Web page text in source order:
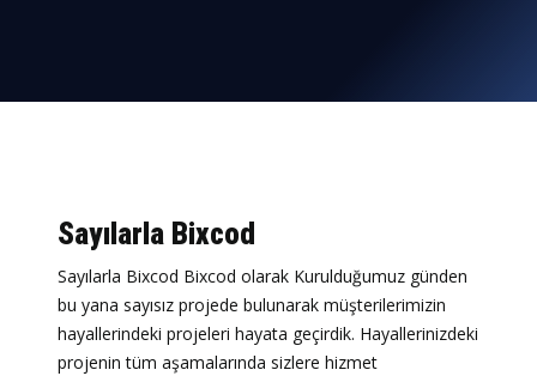
Sayılarla Bixcod
Sayılarla Bixcod Bixcod olarak Kurulduğumuz günden
bu yana sayısız projede bulunarak müşterilerimizin
hayallerindeki projeleri hayata geçirdik. Hayallerinizdeki
projenin tüm aşamalarında sizlere hizmet